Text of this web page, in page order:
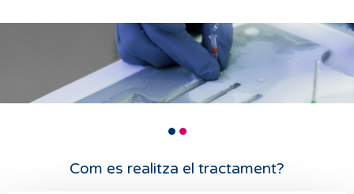
Com es realitza el tractament?